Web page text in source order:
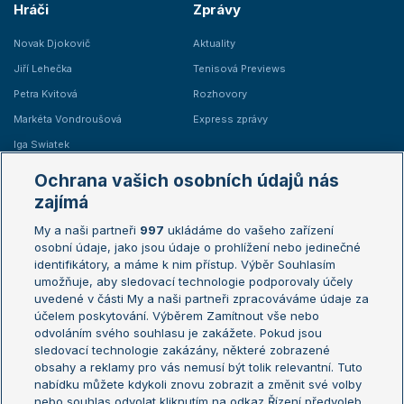
Hráči
Novak Djokovič
Jiří Lehečka
Petra Kvitová
Markéta Vondroušová
Iga Swiatek
Zprávy
Aktuality
Tenisová Previews
Rozhovory
Express zprávy
Žebříčky
Žebříček ATP (muži)
Žebříček WTA (ženy)
Sázkařský žebříček
Australian Open
French Open
Wimbledon
US Open
Turnaj mistrů
Turnaj mistryň
Aktualní trendy
Ochrana vašich osobních údajů nás
zajímá
My a naši partneři 997 ukládáme do vašeho zařízení
osobní údaje, jako jsou údaje o prohlížení nebo jedinečné
identifikátory, a máme k nim přístup. Výběr Souhlasím
umožňuje, aby sledovací technologie podporovaly účely
uvedené v části My a naši partneři zpracováváme údaje za
účelem poskytování. Výběrem Zamítnout vše nebo
odvoláním svého souhlasu je zakážete. Pokud jsou
sledovací technologie zakázány, některé zobrazené
obsahy a reklamy pro vás nemusí být tolik relevantní. Tuto
nabídku můžete kdykoli znovu zobrazit a změnit své volby